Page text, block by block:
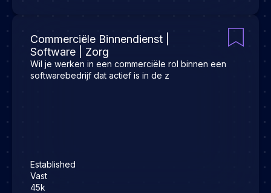
Commerciële Binnendienst |
Software | Zorg
Wil je werken in een commerciële rol binnen een
softwarebedrijf dat actief is in de z
Established
Vast
45k